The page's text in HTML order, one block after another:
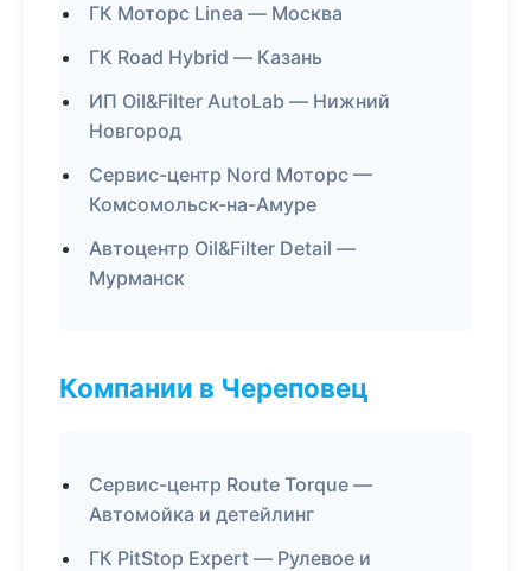
ГК Моторс Linea — Москва
ГК Road Hybrid — Казань
ИП Oil&Filter AutoLab — Нижний
Новгород
Сервис-центр Nord Моторс —
Комсомольск-на-Амуре
Автоцентр Oil&Filter Detail —
Мурманск
Компании в Череповец
Сервис-центр Route Torque —
Автомойка и детейлинг
ГК PitStop Expert — Рулевое и